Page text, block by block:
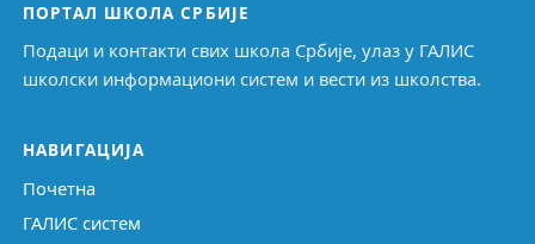
ПОРТАЛ ШКОЛА СРБИЈЕ
Подаци и контакти свих школа Србије, улаз у ГАЛИС
школски информациони систем и вести из школства.
НАВИГАЦИЈА
Почетна
ГАЛИС систем